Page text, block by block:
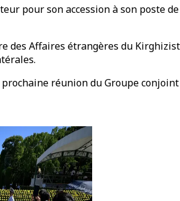
pour son accession à son poste
des Affaires étrangères du
réunion du Groupe